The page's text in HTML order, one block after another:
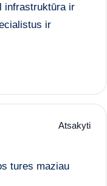
infrastruktūra ir
ir
Atsakyti
tures maziau